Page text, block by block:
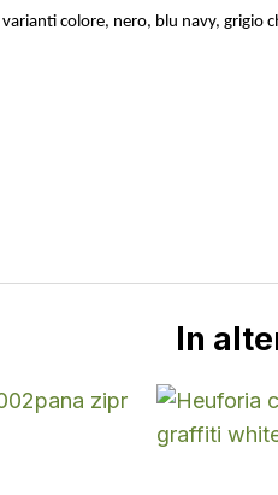
varianti colore, nero, blu navy,
In